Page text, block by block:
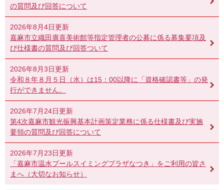
の質問及び回答について
2026年8月4日更新
嘉麻市立織田廣喜美術館等指定管理者の公募に係る募集要項及
び仕様書の質問及び回答ついて
2026年8月3日更新
令和８年８月５日（水）は15：00以降に「資格確認書等」の発
行ができません。
2026年7月24日更新
第4次嘉麻市観光振興基本計画策定業務に係る仕様書及び実施
要領の質問及び回答について
2026年7月23日更新
「嘉麻市温水プールスイミングプラザなつき」をご利用の皆さ
まへ（大切なお知らせ）